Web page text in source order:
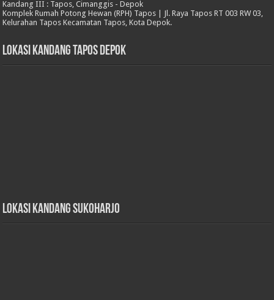
Kandang III : Tapos, Cimanggis - Depok
Komplek Rumah Potong Hewan (RPH) Tapos | Jl. Raya Tapos RT 003 RW 03,
Kelurahan Tapos Kecamatan Tapos, Kota Depok.
Lokasi Kandang Tapos Depok
Lokasi Kandang Sukoharjo